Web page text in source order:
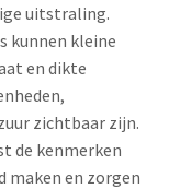
uitstraling.
kunnen kleine
en dikte
zichtbaar zijn.
de kenmerken
maken en zorgen